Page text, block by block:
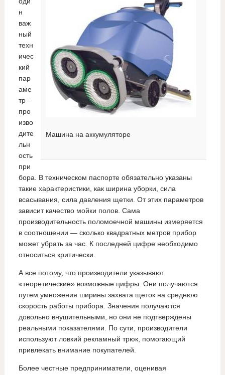
Машина на аккумуляторе
н
важ
ный
техн
ичес
кий
пар
аме
тр –
про
изво
дите
льн
ость
при
бора. В техническом паспорте обязательно указаны
такие характеристики, как ширина уборки, сила
всасывания, сила давления щетки. От этих параметров
зависит качество мойки полов. Сама
производительность поломоечной машины измеряется
в соотношении — сколько квадратных метров прибор
может убрать за час. К последней цифре необходимо
относиться критически.
А все потому, что производители указывают
«теоретические» возможные цифры. Они получаются
путем умножения ширины захвата щеток на среднюю
скорость работы прибора. Значения получаются
довольно внушительными, но они не подтверждены
реальными показателями. По сути, производители
используют ловкий рекламный трюк, помогающий
привлекать внимание покупателей.
Более честные предприниматели, оценивая